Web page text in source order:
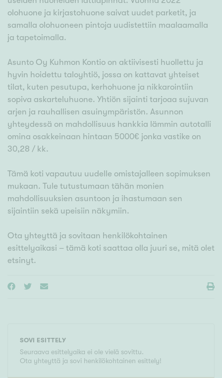
olohuone ja kirjastohuone saivat uudet parketit, ja
samalla olohuoneen pintoja uudistettiin maalaamalla
ja tapetoimalla.
Asunto Oy Kuhmon Kontio on aktiivisesti huollettu ja
hyvin hoidettu taloyhtiö, jossa on kattavat yhteiset
tilat, kuten pesutupa, kerhohuone ja nikkarointiin
sopiva askarteluhuone. Yhtiön sijainti tarjoaa sujuvan
arjen ja rauhallisen asuinympäristön. Asunnon
yhteydessä on mahdollisuus hankkia lämmin autotalli
omina osakkeinaan hintaan 5000€ jonka vastike on
30,28 / kk.
Tämä koti vapautuu uudelle omistajalleen sopimuksen
mukaan. Tule tutustumaan tähän monien
mahdollisuuksien asuntoon ja ihastumaan sen
sijaintiin sekä upeisiin näkymiin.
Ota yhteyttä ja sovitaan henkilökohtainen
esittelyaikasi – tämä koti saattaa olla juuri se, mitä olet
etsinyt.
SOVI ESITTELY
Seuraava esittelyaika ei ole vielä sovittu.
Ota yhteyttä ja sovi henkilökohtainen esittely!